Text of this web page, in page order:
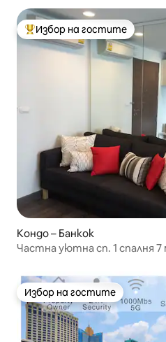
Изток
Най-популярен избор на
Избор на гостите
Кондо – Банкок
Частна уютна сп. 1 спалня 7
Избор на гостите
Избор на гостите